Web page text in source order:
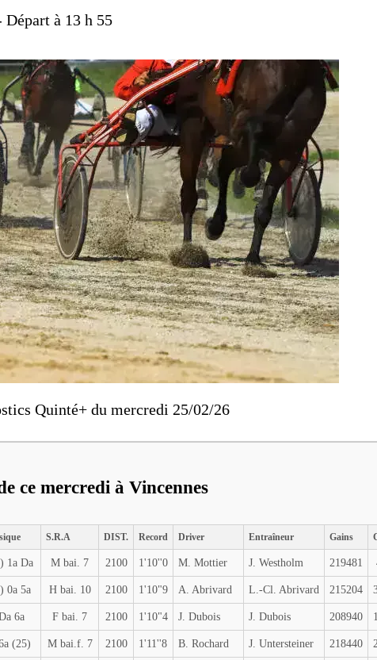
Départ à 13 h 55
Quinté+ du mercredi 25/02/26
ce mercredi à Vincennes
S.R.A DIST. Record Driver Entraîneur Gains
1a Da M bai. 7 2100 1'10''0 M. Mottier J. Westholm 219481
0a 5a H bai. 10 2100 1'10"9 A. Abrivard L.-Cl. Abrivard 215204
6a F bai. 7 2100 1'10"4 J. Dubois J. Dubois 208940
(25) M bai.f. 7 2100 1'11''8 B. Rochard J. Untersteiner 218440